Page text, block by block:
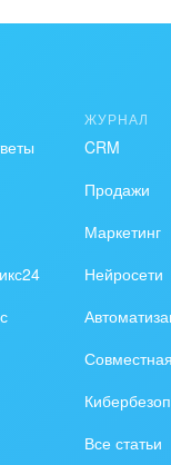
СМИ,
справочники
Страхование
Транспорт,
ЖУРНАЛ
CRM
Продажи
Маркетинг
Нейросети
Все статьи